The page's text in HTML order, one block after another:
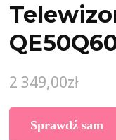
2 349,00zł
Sprawdź sam